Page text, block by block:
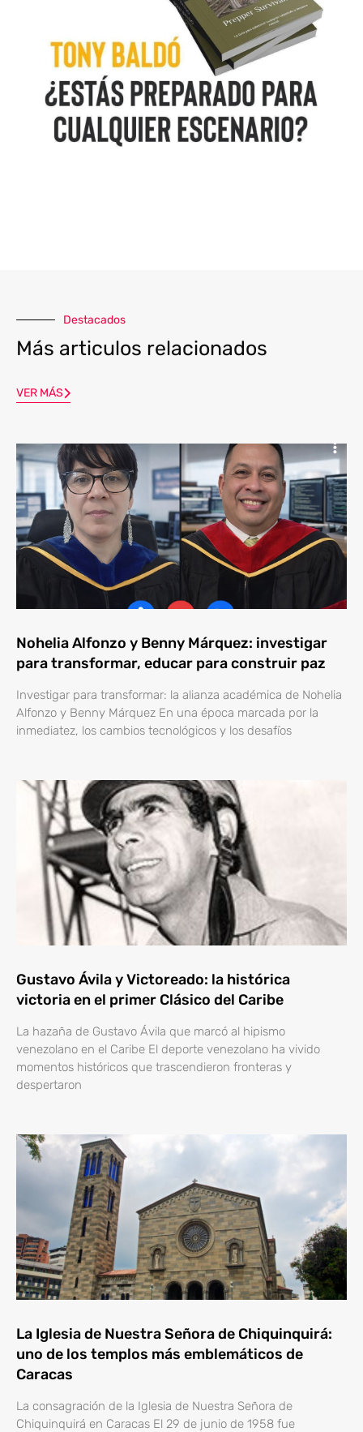
Destacados
Más articulos relacionados
VER MÁS
Nohelia Alfonzo y Benny Márquez: investigar
para transformar, educar para construir paz
Investigar para transformar: la alianza académica de Nohelia
Alfonzo y Benny Márquez En una época marcada por la
inmediatez, los cambios tecnológicos y los desafíos
Gustavo Ávila y Victoreado: la histórica
victoria en el primer Clásico del Caribe
La hazaña de Gustavo Ávila que marcó al hipismo
venezolano en el Caribe El deporte venezolano ha vivido
momentos históricos que trascendieron fronteras y
despertaron
La Iglesia de Nuestra Señora de Chiquinquirá:
uno de los templos más emblemáticos de
Caracas
La consagración de la Iglesia de Nuestra Señora de
Chiquinquirá en Caracas El 29 de junio de 1958 fue